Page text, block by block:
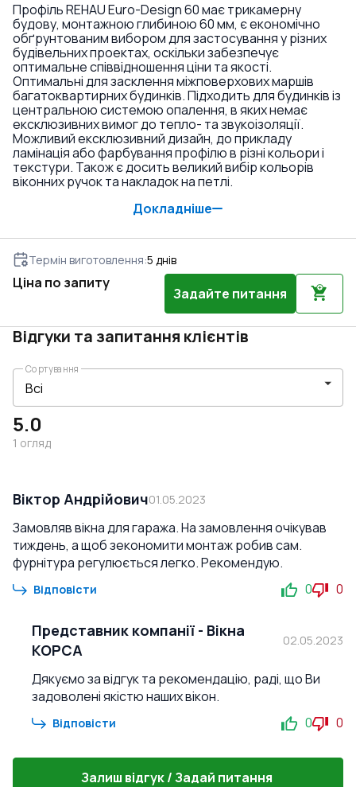
Профіль REHAU Euro-Design 60 має трикамерну
будову, монтажною глибиною 60 мм, є економічно
обґрунтованим вибором для застосування у різних
будівельних проектах, оскільки забезпечує
оптимальне співвідношення ціни та якості.
Оптимальні для засклення міжповерхових маршів
багатоквартирних будинків. Підходить для будинків із
центральною системою опалення, в яких немає
ексклюзивних вимог до тепло- та звукоізоляції.
Можливий ексклюзивний дизайн, до прикладу
ламінація або фарбування профілю в різні кольори і
текстури. Також є досить великий вибір кольорів
віконних ручок та накладок на петлі.
Докладніше
Термін виготовлення:5 днів
Ціна по запиту
Задайте питання
Відгуки та запитання клієнтів
5.0
1 огляд
Сортування
Віктор Андрійович01.05.2023
Замовляв вікна для гаража. На замовлення очікував
тиждень, а щоб зекономити монтаж робив сам.
фурнітура регулюється легко. Рекомендую.
Відповісти 0 0
Представник компанії - Вікна
КОРСА
02.05.2023
Дякуємо за відгук та рекомендацію, раді, що Ви
задоволені якістю наших вікон.
Відповісти 0 0
Залиш відгук / Задай питання